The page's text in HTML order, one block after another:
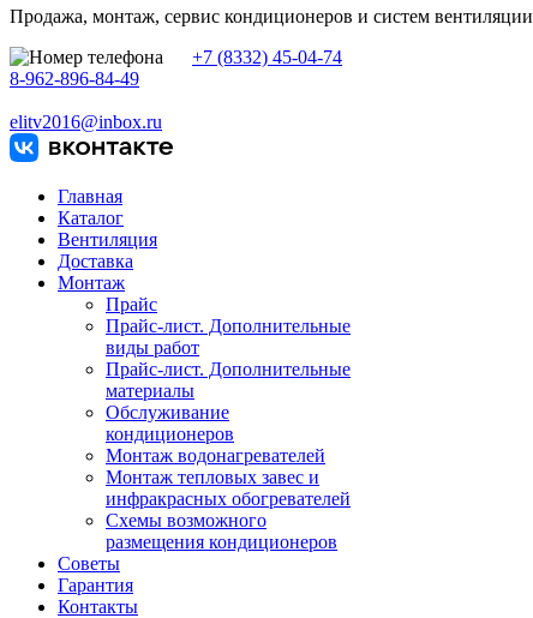
Продажа, монтаж, сервис кондиционеров и систем вентиляции
+7 (8332) 45-04-74
8-962-896-84-49
elitv2016@inbox.ru
Главная
Каталог
Вентиляция
Доставка
Монтаж
Прайс
Прайс-лист. Дополнительные
виды работ
Прайс-лист. Дополнительные
материалы
Обслуживание
кондиционеров
Монтаж водонагревателей
Монтаж тепловых завес и
инфракрасных обогревателей
Схемы возможного
размещения кондиционеров
Советы
Гарантия
Контакты